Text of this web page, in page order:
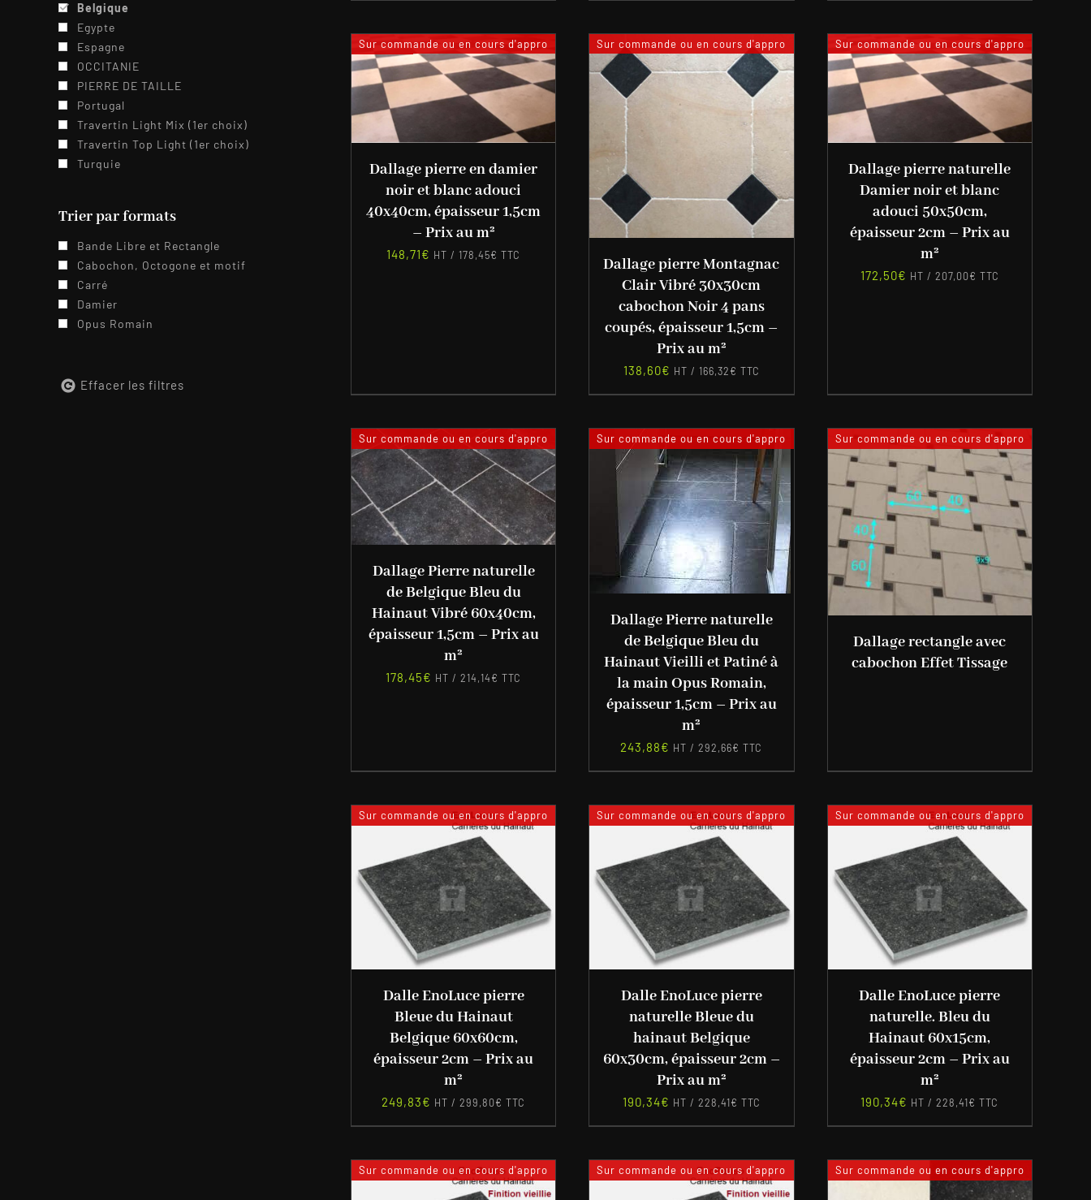
Sur commande ou en cours d'appro
Dallage pierre en damier
noir et blanc adouci
40x40cm, épaisseur 1,5cm
– Prix au m²
148,71€ HT /178,45€ TTC
Sur commande ou en cours d'appro
Dallage pierre Montagnac
Clair Vibré 30x30cm
cabochon Noir 4 pans
coupés, épaisseur 1,5cm –
Prix au m²
138,60€ HT / 166,32€ TTC
Sur commande ou en cours d'appro
Dallage pierre naturelle
Damier noir et blanc
adouci 50x50cm,
épaisseur 2cm – Prix au
m²
172,50€ HT / 207,00€ TTC
Sur commande ou en cours d'appro
Dallage Pierre naturelle
de Belgique Bleu du
Hainaut Vibré 60x40cm,
épaisseur 1,5cm – Prix au
m²
178,45€ HT /214,14€ TTC
Sur commande ou en cours d'appro
Dallage Pierre naturelle
de Belgique Bleu du
Hainaut Vieilli et Patiné à
la main Opus Romain,
épaisseur 1,5cm – Prix au
m²
243,88€ HT /292,66€ TTC
Sur commande ou en cours d'appro
Dallage rectangle avec
cabochon Effet Tissage
Sur commande ou en cours d'appro
Dalle EnoLuce pierre
Bleue du Hainaut
Belgique 60x60cm,
épaisseur 2cm – Prix au
m²
249,83€ HT /299,80€ TTC
Sur commande ou en cours d'appro
Dalle EnoLuce pierre
naturelle Bleue du
hainaut Belgique
60x30cm, épaisseur 2cm –
Prix au m²
190,34€ HT / 228,41€ TTC
Sur commande ou en cours d'appro
Dalle EnoLuce pierre
naturelle. Bleu du
Hainaut 60x15cm,
épaisseur 2cm – Prix au
m²
190,34€ HT /228,41€ TTC
Sur commande ou en cours d'appro Sur commande ou en cours d'appro Sur commande ou en cours d'appro
Belgique
Egypte
Espagne
OCCITANIE
PIERRE DE TAILLE
Portugal
Travertin Light Mix (1er choix)
Travertin Top Light (1er choix)
Turquie
Trier par formats
Bande Libre et Rectangle
Cabochon, Octogone et motif
Carré
Damier
Opus Romain
Effacer les filtres